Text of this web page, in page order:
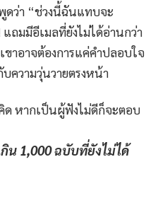
ดว่า “ช่วงนี้ฉันแทบจะ
ถมมีอีเมลที่ยังไม่ได้อ่านกว่า
ขาอาจต้องการแค่คำปลอบใจ
ความวุ่นวายตรงหน้า
หากเป็นผู้ฟังไม่ดีก็จะตอบ
น 1,000 ฉบับที่ยังไม่ได้